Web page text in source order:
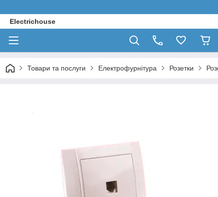
Electrichouse
Товари та послуги Електрофурнітура Розетки